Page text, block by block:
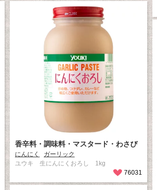
香辛料・調味料・マスタード・わさび
にんにく
ガーリック
ユウキ 生にんにくおろし 1kg
76031